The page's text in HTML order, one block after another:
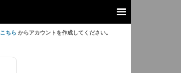
こちら からアカウントを作成してください。